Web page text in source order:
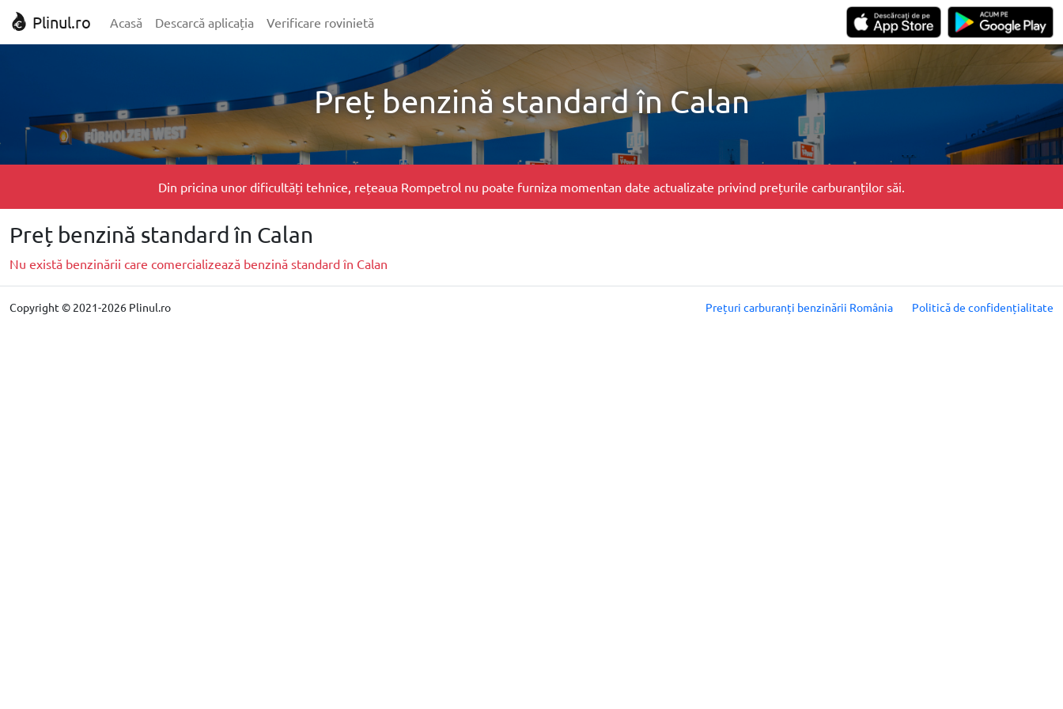
Plinul.ro Acasă Descarcă aplicația Verificare rovinietă
Preț benzină standard în Calan
Din pricina unor dificultăți tehnice, rețeaua Rompetrol nu poate furniza momentan date actualizate privind prețurile carburanților săi.
Preț benzină standard în Calan
Nu există benzinării care comercializează benzină standard în Calan
Copyright © 2021-2026 Plinul.ro Prețuri carburanți benzinării România Politică de confidențialitate